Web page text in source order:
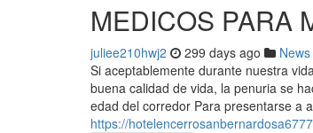
MEDICOS PARA
juliee210hwj2 299 days ago News
Si aceptablemente durante nuestra
buena calidad de vida, la penuria se
edad del corredor Para presentarse a
https://